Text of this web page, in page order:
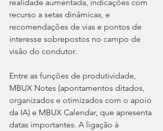
realidade aumentada, indicações com
recurso a setas dinâmicas, e
recomendações de vias e pontos de
interesse sobrepostos no campo de
visão do condutor.
Entre as funções de produtividade,
MBUX Notes (apontamentos ditados,
organizados e otimizados com o apoio
da IA) e MBUX Calendar, que apresenta
datas importantes. A ligação à